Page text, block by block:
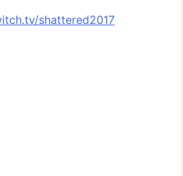
shattered2017